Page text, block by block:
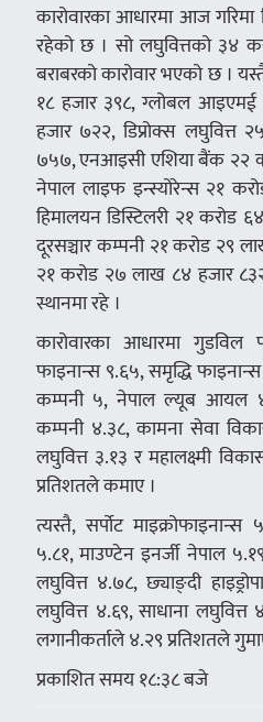
कारोवारका आधारमा आज गरिमा
रहेको छ । सो लघुवित्तको ३४
बराबरको कारोवार भएको छ ।
१८ हजार ३९८, ग्लोबल
हजार ७२२, डिप्रोक्स
७५७, एनआइसी एशिया बैंक २२
नेपाल लाइफ इन्स्योरेन्स २१
हिमालयन डिस्टिलरी २१ करोड
दूरसञ्चार कम्पनी २१ करोड २९
२१ करोड २७ लाख ८४ हजार ८३२
स्थानमा रहे ।
कारोवारका आधारमा गुडविल
फाइनान्स ९.६५, समृद्धि
कम्पनी ५, नेपाल ल्यूब आयल
कम्पनी ४.३८, कामना सेवा
लघुवित्त ३.१३ र महालक्ष्मी
प्रतिशतले कमाए ।
त्यस्तै, सर्पोट
५.८१, माउण्टेन इनर्जी नेपाल
लघुवित्त ४.७८, छ्याङ्दी
लघुवित्त ४.६९, साधाना लघुवित्त
लगानीकर्ताले ४.२९ प्रतिशतले
प्रकाशित समय १८:३८ बजे